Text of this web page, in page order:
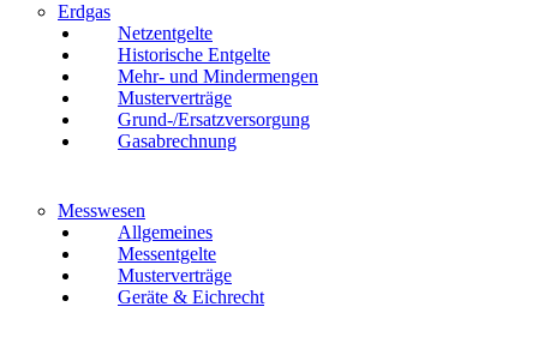
Erdgas
Netzentgelte
Historische Entgelte
Mehr- und Mindermengen
Musterverträge
Grund-/Ersatzversorgung
Gasabrechnung
Messwesen
Allgemeines
Messentgelte
Musterverträge
Geräte & Eichrecht